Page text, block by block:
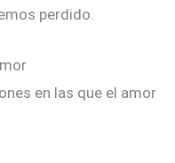
perdido.
en las que el amor